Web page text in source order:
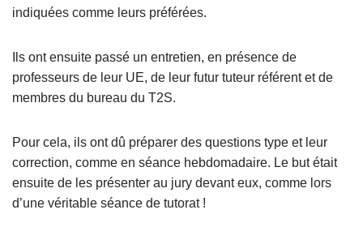
indiquées comme leurs préférées.
Ils ont ensuite passé un entretien, en présence de
professeurs de leur UE, de leur futur tuteur référent et de
membres du bureau du T2S.
Pour cela, ils ont dû préparer des questions type et leur
correction, comme en séance hebdomadaire. Le but était
ensuite de les présenter au jury devant eux, comme lors
d’une véritable séance de tutorat !